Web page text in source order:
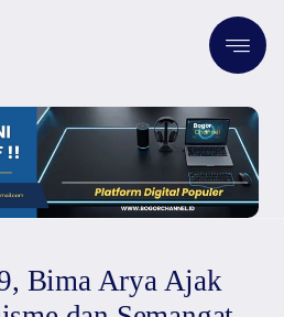
Bima Arya Ajak